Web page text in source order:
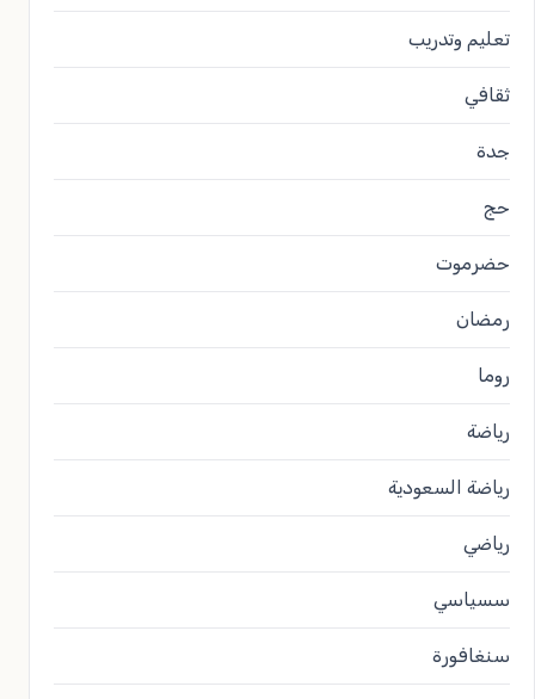
تعليم وتدريب
ثقافي
جدة
حج
حضرموت
رمضان
روما
رياضة
رياضة السعودية
رياضي
سسياسي
سنغافورة